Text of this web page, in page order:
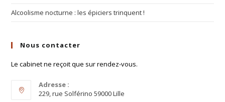
Alcoolisme nocturne : les épiciers trinquent !
Nous contacter
Le cabinet ne reçoit que sur rendez-vous.
Adresse :
229, rue Solférino 59000 Lille